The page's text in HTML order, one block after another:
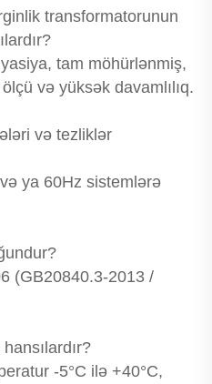
transformatorunun
tam möhürlənmiş,
və yüksək davamlılıq.
və tezliklər
ya 60Hz sistemlərə
(GB20840.3-2013 /
-5°C ilə +40°C,